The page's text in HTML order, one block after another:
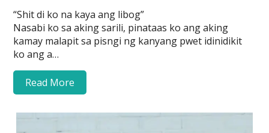
“Shit di ko na kaya ang libog”
Nasabi ko sa aking sarili, pinataas ko ang aking
kamay malapit sa pisngi ng kanyang pwet idinidikit
ko ang a…
Read More